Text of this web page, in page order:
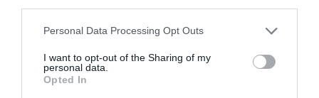
Personal Data Processing Opt Outs
I want to opt-out of the Sharing of my
personal data.
Opted In